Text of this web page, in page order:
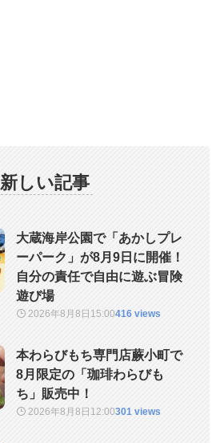
新しい記事
大蔵海岸公園で「あかしプレ
ーパーク」が8月9日に開催！
自分の責任で自由に遊ぶ冒険
遊び場
2026年8月8日 15:00416 views
本わらびもち専門店蕨小町で
8月限定の「珈琲わらびも
ち」販売中！
2026年8月8日 12:00301 views